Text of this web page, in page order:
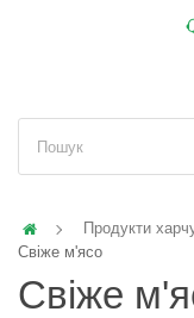
Продукти
Свіже м'ясо
Свіже